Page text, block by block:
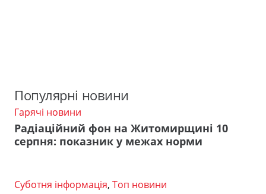
Популярні новини
Гарячі новини
Радіаційний фон на Житомирщині 10
серпня: показник у межах норми
Суботня інформація, Топ новини